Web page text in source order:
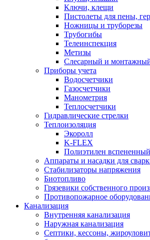
Ключи, клещи
Пистолеты для пены,
Ножницы и труборезы
Трубогибы
Телеинспекция
Метизы
Слесарный и
Приборы учета
Водосчетчики
Газосчетчики
Манометрия
Теплосчетчики
Гидравлические стрелки
Теплоизоляция
Экоролл
K-FLEX
Полиэтилен вспененный
Аппараты и насадки для
Стабилизаторы напряжения
Биотопливо
Грязевики собственного
Противопожарное
Канализация
Внутренняя канализация
Наружная канализация
Септики, кессоны,